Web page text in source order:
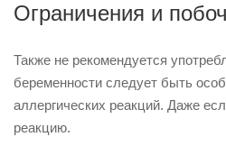
Ограничения и
Также не рекомендуется
беременности следует быть
аллергических реакций. Даже
реакцию.